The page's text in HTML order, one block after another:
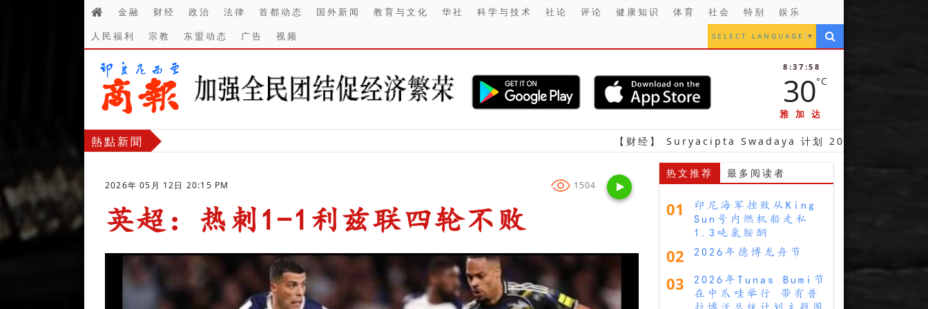
金融 财经 政治 法律 首都动态 国外新闻 教育与文化 华社 科学与技术 社论 评论 健康知识 体育 社会 特别
娱乐
人民福利
宗教 东盟动态 广告 视频 SELECT LANGUAGE ▼
8:38:00
30°C
雅加达
熱點新聞 【财经】 Suryacipta Swadaya 计划 2026 年底前售出 74 公顷土地
2026年 05月 12日 20:15 PM 1504
英超：热刺1-1利兹联四轮不败
热文推荐 最多阅读者
01
印尼海军挫败从King
Sun号内燃机船走私
1.3吨氯胺酮
02 2026年德博龙舟节
03
2026年Tunas Bumi节
在中爪哇举行 带有普